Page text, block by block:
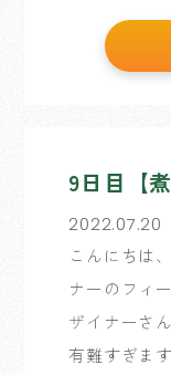
9日目【
2022.07.20
こんにちは
ナーのフィ
ザイナーさ
有難すぎま